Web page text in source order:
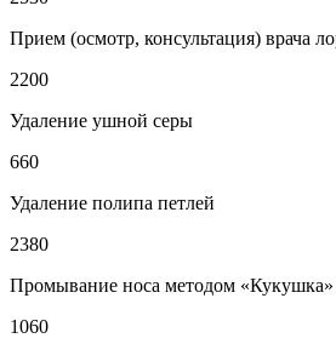
Прием (осмотр, консультация) врача
2200
Удаление ушной серы
660
Удаление полипа петлей
2380
Промывание носа методом «Кукушка»
1060